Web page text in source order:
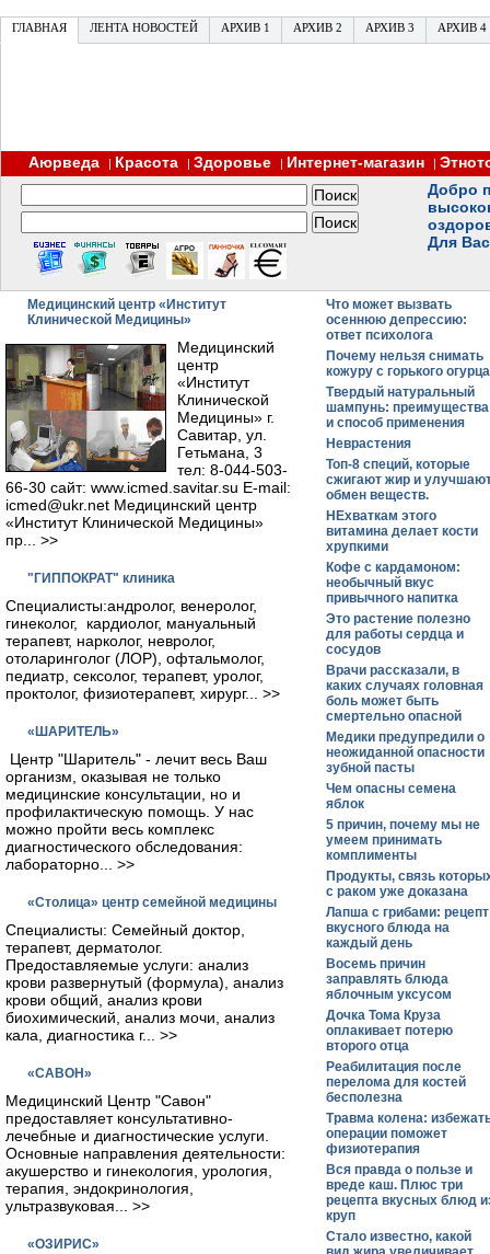
ГЛАВНАЯ ЛЕНТА НОВОСТЕЙ АРХИВ 1 АРХИВ 2 АРХИВ 3 АРХИВ 4
Аюрведа | Красота | Здоровье | Интернет-магазин |
Добро
Для
Медицинский центр «Институт
Клинической Медицины»
Медицинский
центр
«Институт
Клинической
Медицины» г.
Савитар, ул.
Гетьмана, 3
тел: 8-044-503-
66-30 сайт: www.icmed.savitar.su E-mail:
icmed@ukr.net Медицинский центр
«Институт Клинической Медицины»
пр... >>
"ГИППОКРАТ" клиника
Специалисты:андролог, венеролог,
гинеколог, кардиолог, мануальный
тepaпевт, нарколог, невролог,
отоларинголог (ЛОР), офтальмолог,
педиатр, сексолог, терапевт, уролог,
проктолог, физиотерапевт, хирург... >>
«ШАРИТЕЛЬ»
Центр "Шаритель" - лечит весь Ваш
организм, оказывая не только
медицинские консультации, но и
профилактическую помощь. У нас
можно пройти весь комплекс
диагностического обследования:
лабораторно... >>
«Столица» центр семейной медицины
Специалисты: Семейный доктор,
терапевт, дерматолог.
Предоставляемые услуги: анализ
крови развернутый (формула), анализ
крови общий, анализ крови
биохимический, анализ мочи, анализ
кала, диагностика г... >>
«САВОН»
Медицинский Центр "Савон"
предоставляет консультативно-
лечебные и диагностические услуги.
Основные направления деятельности:
акушерство и гинекология, урология,
терапия, эндокринология,
ультразвуковая... >>
«ОЗИРИС»
Что может вызвать
осеннюю депрессию:
ответ психолога
Почему нельзя снимать
кожуру с горького огурца
Твердый натуральный
шампунь: преимущества
и способ применения
Неврастения
Топ-8 специй, которые
сжигают жир и
обмен веществ.
НЕхваткам этого
витамина делает кости
хрупкими
Кофе с кардамоном:
необычный вкус
привычного напитка
Это растение полезно
для работы сердца и
сосудов
Врачи рассказали, в
каких случаях головная
боль может быть
смертельно опасной
Медики предупредили о
неожиданной опасности
зубной пасты
Чем опасны семена
яблок
5 причин, почему мы не
умеем принимать
комплименты
Продукты, связь
с раком уже доказана
Лапша с грибами: рецепт
вкусного блюда на
каждый день
Восемь причин
заправлять блюда
яблочным уксусом
Дочка Тома Круза
оплакивает потерю
второго отца
Реабилитация после
перелома для костей
бесполезна
Травма колена:
операции поможет
физиотерапия
Вся правда о пользе и
вреде каш. Плюс три
рецепта вкусных блюд
круп
Стало известно, какой